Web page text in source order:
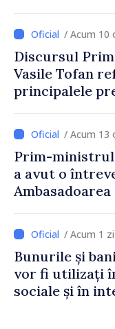
stimularea
taxare mai/ Acum 10
Discursul
Vasile Tofan
principalele
2027
/ Acum 13
Prim-ministrul
a avut o
Irlandei de
Horine / Acum 1 zi
Bunurile și
vor fi utilizați
sociale și în